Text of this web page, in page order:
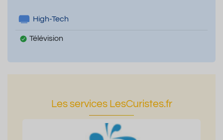
High-Tech
Télévision
Les services LesCuristes.fr